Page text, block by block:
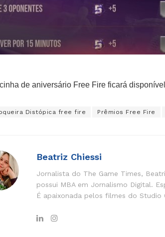
de aniversário Free Fire ficará
Distópica free fire Prêmios Free Fire
Beatriz Chiessi
Jornalista do The Game Times,
possui MBA em Jornalismo Digital.
É apaixonada pelos filmes do Studio